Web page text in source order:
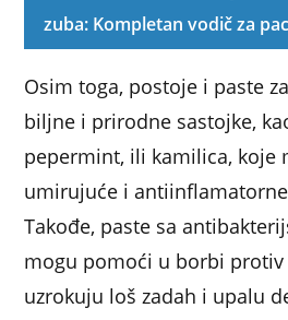
zuba: Kompletan vodič za
Osim toga, postoje i paste
biljne i prirodne sastojke,
pepermint, ili kamilica, koje
umirujuće i
Takođe, paste sa
mogu pomoći u borbi
uzrokuju loš zadah i upalu